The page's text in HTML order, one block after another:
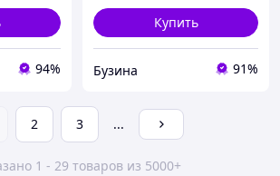
94%
Купить
Бузина 91%
2 3 ...
1 - 29 товаров из 5000+